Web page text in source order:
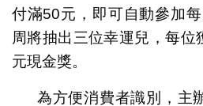
付滿50元，即可自動參加
周將抽出三位幸運兒，每位
元現金獎。
為方便消費者識別，主